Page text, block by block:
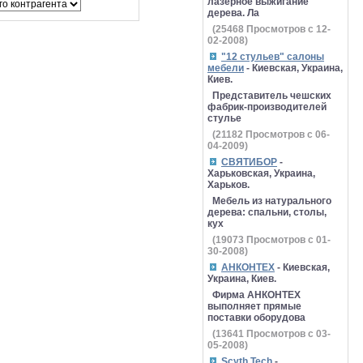
дерева. Ла
(25468 Просмотров с 12-
02-2008)
"12 стульев" салоны
мебели - Киевская, Украина,
Киев.
Представитель чешских
фабрик-производителей
стулье
(21182 Просмотров с 06-
04-2009)
СВЯТИБОР -
Харьковская, Украина,
Харьков.
Мебель из натурального
дерева: спальни, столы,
кух
(19073 Просмотров с 01-
30-2008)
АНКОНТЕХ - Киевская,
Украина, Киев.
Фирма АНКОНТЕХ
выполняет прямые
поставки оборудова
(13641 Просмотров с 03-
05-2008)